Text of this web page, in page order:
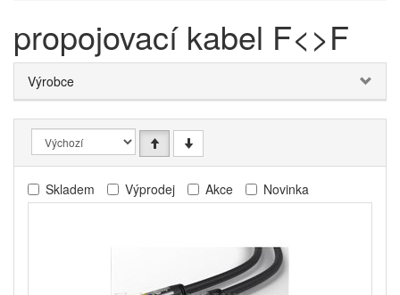
propojovací kabel F<>F
Výrobce
Skladem Výprodej Akce Novinka